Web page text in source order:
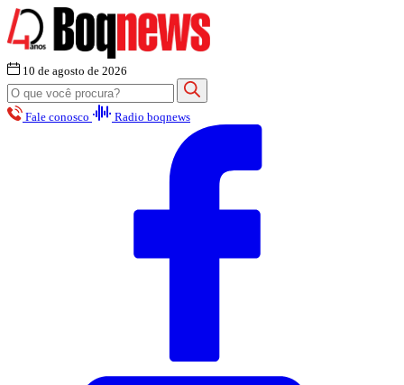
10 de agosto de 2026
Fale conosco Radio boqnews